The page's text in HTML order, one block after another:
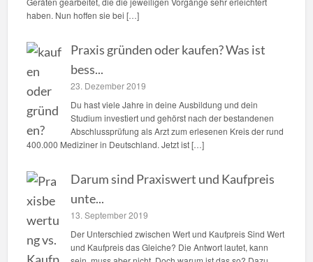
haben. Nun hoffen sie bei […]
Praxis gründen oder kaufen? Was ist
bess...
23. Dezember 2019
Du hast viele Jahre in deine Ausbildung und dein
Studium investiert und gehörst nach der bestandenen
Abschlussprüfung als Arzt zum erlesenen Kreis der rund
400.000 Mediziner in Deutschland. Jetzt ist […]
Darum sind Praxiswert und Kaufpreis
unte...
13. September 2019
Der Unterschied zwischen Wert und Kaufpreis Sind Wert
und Kaufpreis das Gleiche? Die Antwort lautet, kann